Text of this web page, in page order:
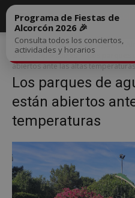
Inicio
Los parques de agua de
altas temperaturas
Los parques
abiertos ante las altas temperaturas
Los parques de
están abiertos
temperaturas
Programa de Fiestas de
Alcorcón 2026 🎉
Consulta todos los conciertos,
actividades y horarios